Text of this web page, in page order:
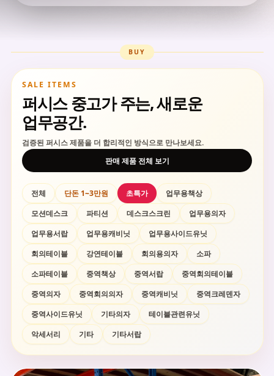
BUY
SALE ITEMS
퍼시스 중고가 주는, 새로운
업무공간.
검증된 퍼시스 제품을 더 합리적인 방식으로 만나보세요.
판매 제품 전체 보기
전체 단돈 1~3만원 초특가
업무용책상
모션데스크
파티션 데스크스크린
업무용의자
업무용서랍
업무용캐비닛
업무용사이드유닛
회의테이블
강연테이블 회의용의자
소파
소파테이블
중역책상 중역서랍
중역회의테이블
중역의자
중역회의의자 중역캐비닛
중역크레덴자
중역사이드유닛
기타의자
테이블관련유닛
악세서리
기타 기타서랍